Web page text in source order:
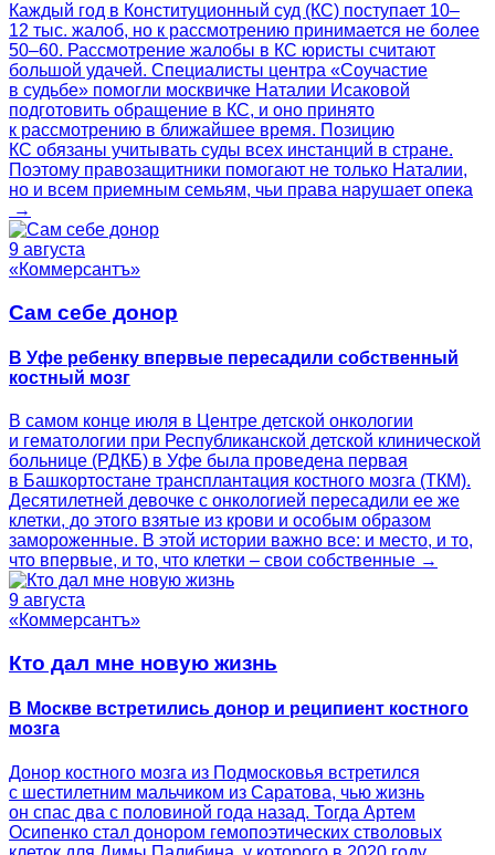
Каждый год в Конституционный суд (КС) поступает 10–
12 тыс. жалоб, но к рассмотрению принимается не более
50–60. Рассмотрение жалобы в КС юристы считают
большой удачей. Специалисты центра «Соучастие
в судьбе» помогли москвичке Наталии Исаковой
подготовить обращение в КС, и оно принято
к рассмотрению в ближайшее время. Позицию
КС обязаны учитывать суды всех инстанций в стране.
Поэтому правозащитники помогают не только Наталии,
но и всем приемным семьям, чьи права нарушает опека
→
9 августа
«Коммерсантъ»
Сам себе донор
В Уфе ребенку впервые пересадили собственный
костный мозг
В самом конце июля в Центре детской онкологии
и гематологии при Республиканской детской клинической
больнице (РДКБ) в Уфе была проведена первая
в Башкортостане трансплантация костного мозга (ТКМ).
Десятилетней девочке с онкологией пересадили ее же
клетки, до этого взятые из крови и особым образом
замороженные. В этой истории важно все: и место, и то,
что впервые, и то, что клетки – свои собственные →
9 августа
«Коммерсантъ»
Кто дал мне новую жизнь
В Москве встретились донор и реципиент костного
мозга
Донор костного мозга из Подмосковья встретился
с шестилетним мальчиком из Саратова, чью жизнь
он спас два с половиной года назад. Тогда Артем
Осипенко стал донором гемопоэтических стволовых